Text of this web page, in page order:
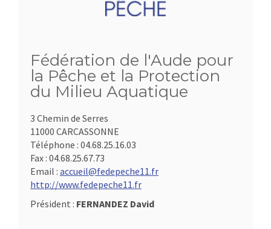
Fédération de l'Aude pour
la Pêche et la Protection
du Milieu Aquatique
3 Chemin de Serres
11000 CARCASSONNE
Téléphone : 04.68.25.16.03
Fax : 04.68.25.67.73
Email : accueil@fedepeche11.fr
http://www.fedepeche11.fr
Président : FERNANDEZ David